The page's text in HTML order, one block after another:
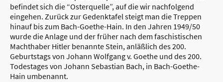
befindet sich die “Osterquelle”, auf die wir nachfolgend
eingehen. Zurück zur Gedenktafel steigt man die Treppen
hinauf bis zum Bach-Goethe-Hain. In den Jahren 1949/50
wurde die Anlage und der früher nach dem faschistischen
Machthaber Hitler benannte Stein, anläßlich des 200.
Geburtstags von Johann Wolfgang v. Goethe und des 200.
Todestages von Johann Sebastian Bach, in Bach-Goethe-
Hain umbenannt.